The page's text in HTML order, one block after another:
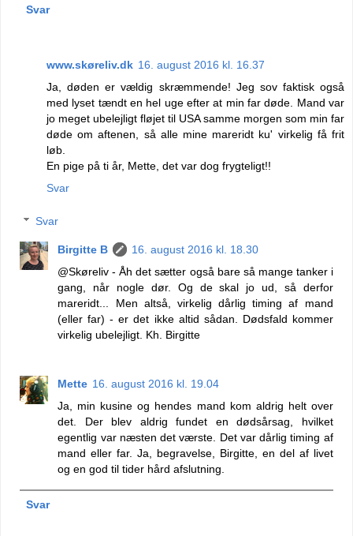
Svar
www.skøreliv.dk 16. august 2016 kl. 16.37
Ja, døden er vældig skræmmende! Jeg sov faktisk også
med lyset tændt en hel uge efter at min far døde. Mand var
jo meget ubelejligt fløjet til USA samme morgen som min far
døde om aftenen, så alle mine mareridt ku' virkelig få frit
løb.
En pige på ti år, Mette, det var dog frygteligt!!
Svar
Svar
Birgitte B
16. august 2016 kl. 18.30
@Skøreliv - Åh det sætter også bare så mange tanker i
gang, når nogle dør. Og de skal jo ud, så derfor
mareridt... Men altså, virkelig dårlig timing af mand
(eller far) - er det ikke altid sådan. Dødsfald kommer
virkelig ubelejligt. Kh. Birgitte
Mette 16. august 2016 kl. 19.04
Ja, min kusine og hendes mand kom aldrig helt over
det. Der blev aldrig fundet en dødsårsag, hvilket
egentlig var næsten det værste. Det var dårlig timing af
mand eller far. Ja, begravelse, Birgitte, en del af livet
og en god til tider hård afslutning.
Svar